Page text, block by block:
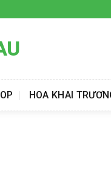
HOA KHAI